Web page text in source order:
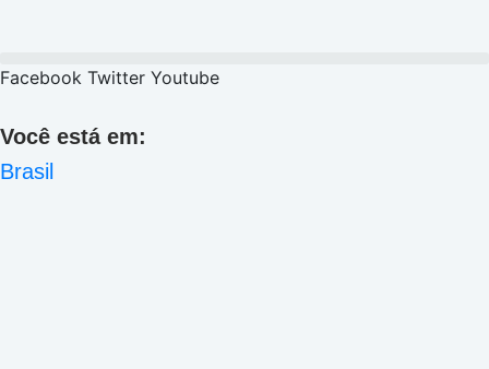
Facebook Twitter Youtube
Você está em:
Brasil